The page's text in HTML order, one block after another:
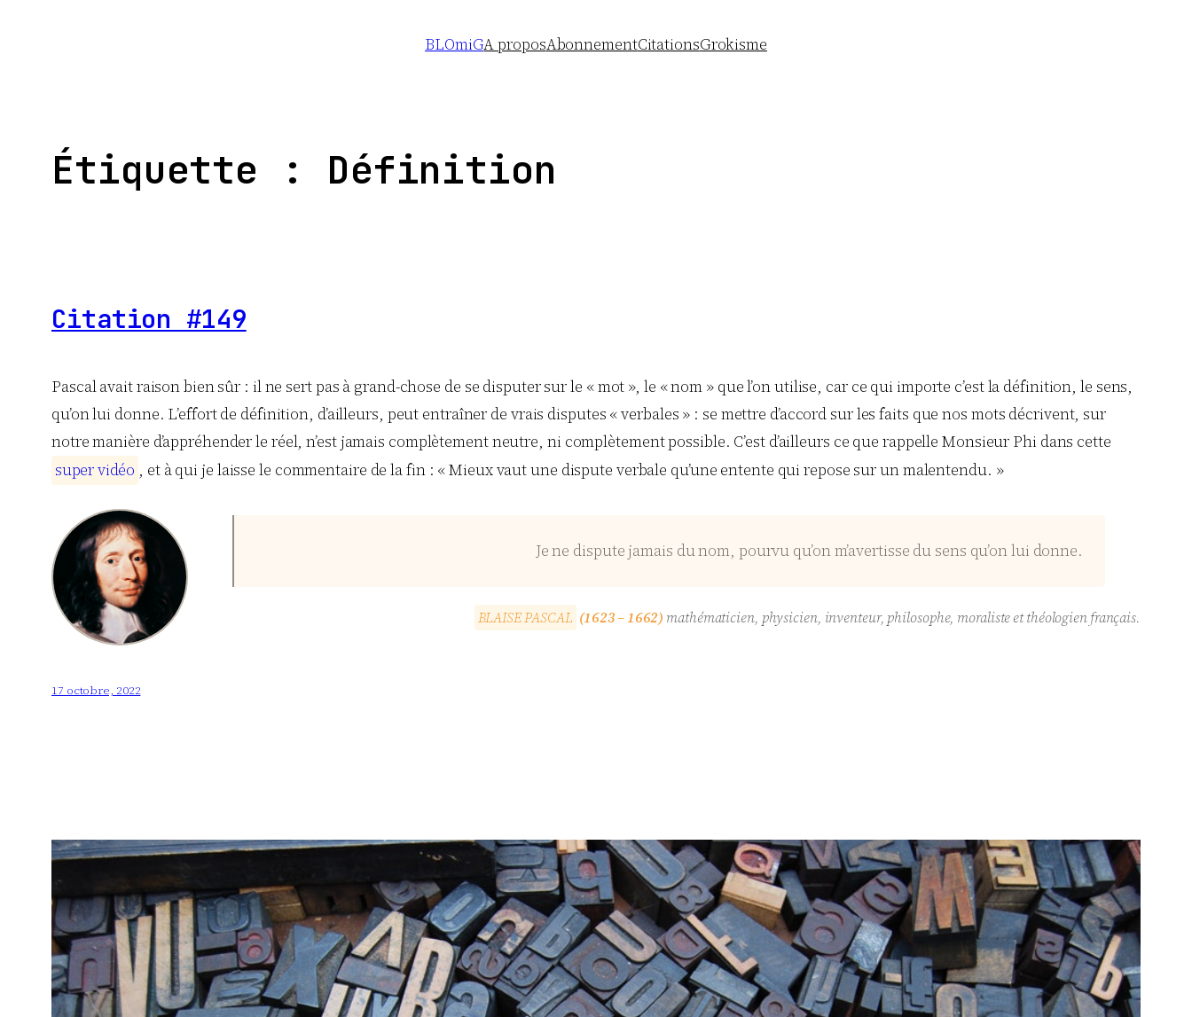
BLOmiGA proposAbonnementCitationsGrokisme
Étiquette : Définition
Citation #149
Pascal avait raison bien sûr : il ne sert pas à grand-chose de se disputer sur le « mot », le « nom » que l’on utilise, car ce qui importe c’est la définition, le sens,
qu’on lui donne. L’effort de définition, d’ailleurs, peut entraîner de vrais disputes « verbales » : se mettre d’accord sur les faits que nos mots décrivent, sur
notre manière d’appréhender le réel, n’est jamais complètement neutre, ni complètement possible. C’est d’ailleurs ce que rappelle Monsieur Phi dans cette
supervidéo , et à qui je laisse le commentaire de la fin : « Mieux vaut une dispute verbale qu’une entente qui repose sur un malentendu. »
Je ne dispute jamais du nom, pourvu qu’on m’avertisse du sens qu’on lui donne.
BLAISEPASCAL (1623 – 1662) mathématicien, physicien, inventeur, philosophe, moraliste et théologien français.
17 octobre, 2022